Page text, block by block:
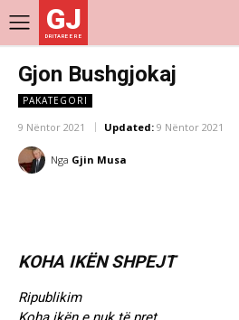
GJ
DRITARE E RE
Gjon Bushgjokaj
PAKATEGORI
9 Nëntor 2021 Updated: 9 Nëntor 2021
Nga Gjin Musa
KOHA IKËN SHPEJT
Ripublikim